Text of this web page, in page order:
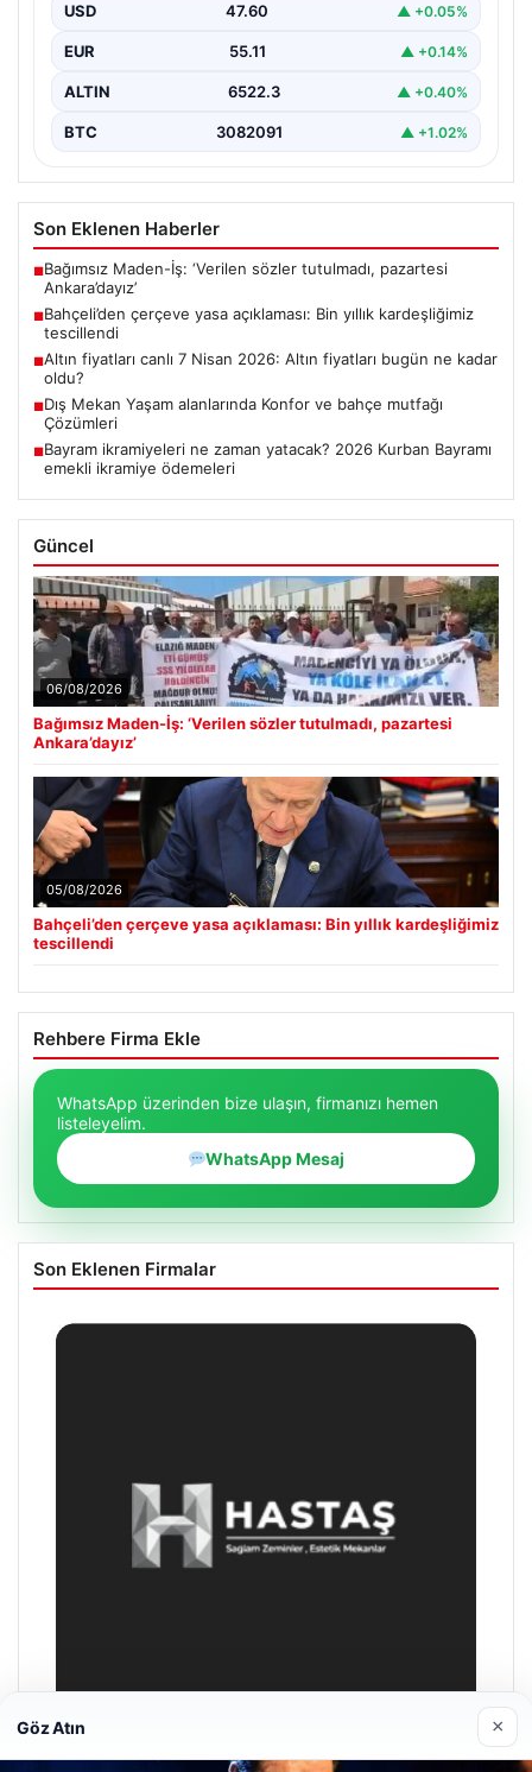
USD 47.60 ▲ +0.05%
EUR 55.11 ▲ +0.14%
ALTIN 6522.3 ▲ +0.40%
BTC 3082091 ▲ +1.02%
Son Eklenen Haberler
■Bağımsız Maden-İş: ‘Verilen sözler tutulmadı, pazartesi
Ankara’dayız’
■Bahçeli’den çerçeve yasa açıklaması: Bin yıllık kardeşliğimiz
tescillendi
■Altın fiyatları canlı 7 Nisan 2026: Altın fiyatları bugün ne kadar
oldu?
■Dış Mekan Yaşam alanlarında Konfor ve bahçe mutfağı
Çözümleri
■Bayram ikramiyeleri ne zaman yatacak? 2026 Kurban Bayramı
emekli ikramiye ödemeleri
Güncel
06/08/2026
Bağımsız Maden-İş: ‘Verilen sözler tutulmadı, pazartesi
Ankara’dayız’
05/08/2026
Bahçeli’den çerçeve yasa açıklaması: Bin yıllık kardeşliğimiz
tescillendi
Rehbere Firma Ekle
WhatsApp üzerinden bize ulaşın, firmanızı hemen
listeleyelim.
WhatsApp Mesaj
Son Eklenen Firmalar
Göz Atın ×